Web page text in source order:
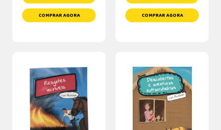
COMPRAR AGORA COMPRAR AGORA